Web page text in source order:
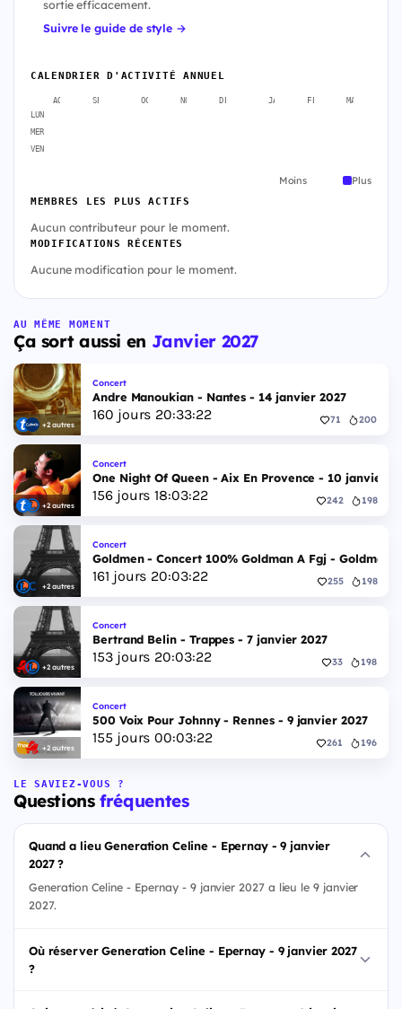
sortie efficacement.
Suivre le guide de style →
CALENDRIER D'ACTIVITÉ ANNUEL
AOÛT SEPT. OCT. NOV. DÉC. JANV. FÉVR. MARS
LUN
MER
VEN
Moins Plus
MEMBRES LES PLUS ACTIFS
Aucun contributeur pour le moment.
MODIFICATIONS RÉCENTES
Aucune modification pour le moment.
AU MÊME MOMENT
Ça sort aussi en Janvier 2027
+2 autres
Concert
Andre Manoukian - Nantes - 14 janvier 2027
160 jours 20:33:21 71 200
+2 autres
Concert
One Night Of Queen - Aix En Provence - 10 janvier
156jours 18:03:21 242 198
+2 autres
Concert
Goldmen - Concert 100% Goldman A Fgj - Goldmen
161 jours 20:03:21 255 198
+2 autres
Concert
Bertrand Belin - Trappes - 7 janvier 2027
153jours 20:03:21 33 198
+2 autres
Concert
500 Voix Pour Johnny - Rennes - 9 janvier 2027
155 jours 00:03:21 261 196
LE SAVIEZ-VOUS ?
Questionsfréquentes
Quand a lieu Generation Celine - Epernay - 9 janvier
2027 ?
Generation Celine - Epernay - 9 janvier 2027 a lieu le 9 janvier
2027.
Où réserver Generation Celine - Epernay - 9 janvier 2027
?